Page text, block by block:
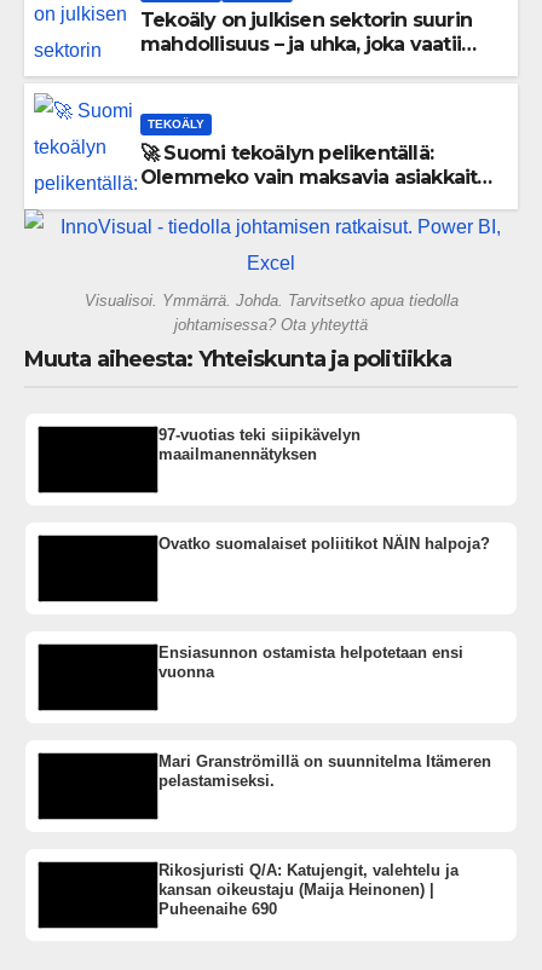
Tekoäly on julkisen sektorin suurin
mahdollisuus – ja uhka, joka vaatii
TEKOÄLY
🚀 Suomi tekoälyn pelikentällä:
Olemmeko vain maksavia asiakkaita
gigatehtaan?
Visualisoi. Ymmärrä. Johda. Tarvitsetko apua tiedolla
johtamisessa? Ota yhteyttä
Muuta aiheesta: Yhteiskunta ja politiikka
97-vuotias teki siipikävelyn
maailmanennätyksen
Ovatko suomalaiset poliitikot NÄIN halpoja?
Ensiasunnon ostamista helpotetaan ensi
vuonna
Mari Granströmillä on suunnitelma Itämeren
pelastamiseksi.
Rikosjuristi Q/A: Katujengit, valehtelu ja
kansan oikeustaju (Maija Heinonen) |
Puheenaihe 690